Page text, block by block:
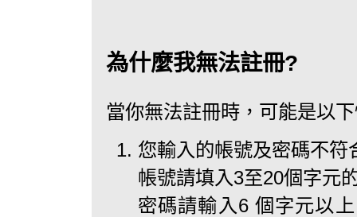
為什麼我無法註冊?
當你無法註冊時，可能是以
您輸入的帳號及密碼不符
帳號請填入3至20個字元
密碼請輸入6 個字元以